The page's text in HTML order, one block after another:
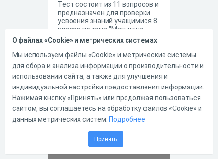
Тест состоит из 11 вопросов и
предназначен для проверки
усвоения знаний учащимися 8
класса по теме "Магнитне
поле.Электромагнитные
3 4
Тест по теме
"электромагнитн
ые явления"
О файлах «Cookie» и метрических системах
Мы используем файлы «Cookie» и метрические системы
для сбора и анализа информации о производительности и
использовании сайта, а также для улучшения и
индивидуальной настройки предоставления информации.
Нажимая кнопку «Принять» или продолжая пользоваться
сайтом, вы соглашаетесь на обработку файлов «Cookie» и
данных метрических систем. Подробнее
Принять